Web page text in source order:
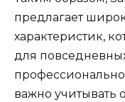
предлагает
характеристик,
для
важно учитывать